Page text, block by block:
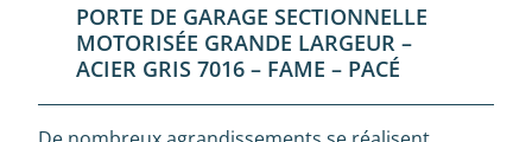
PORTE DE GARAGE SECTIONNELLE
MOTORISÉE GRANDE LARGEUR –
ACIER GRIS 7016 – FAME – PACÉ